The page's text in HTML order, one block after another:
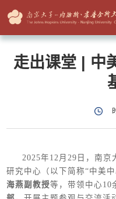
走出课堂 | 中
2025年12月29日，南京
研究中心（以下简称“中美
海燕副教授等，带领中心10